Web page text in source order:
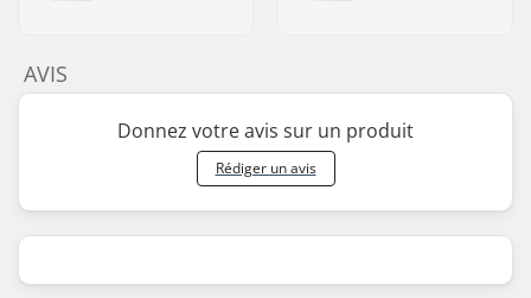
AVIS
Donnez votre avis sur un produit
Rédiger un avis